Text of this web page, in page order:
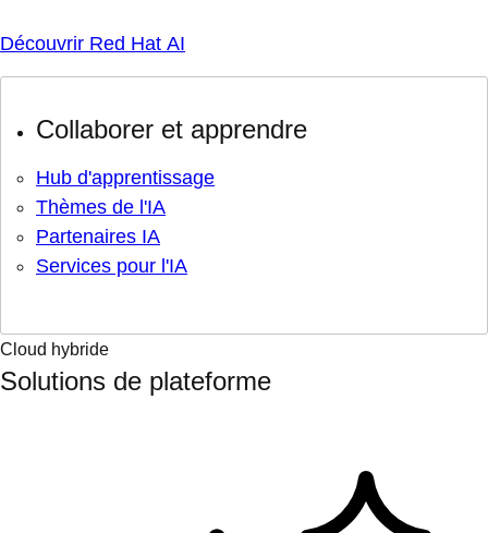
Découvrir Red Hat AI
Collaborer et apprendre
Hub d'apprentissage
Thèmes de l'IA
Partenaires IA
Services pour l'IA
Cloud hybride
Solutions de plateforme